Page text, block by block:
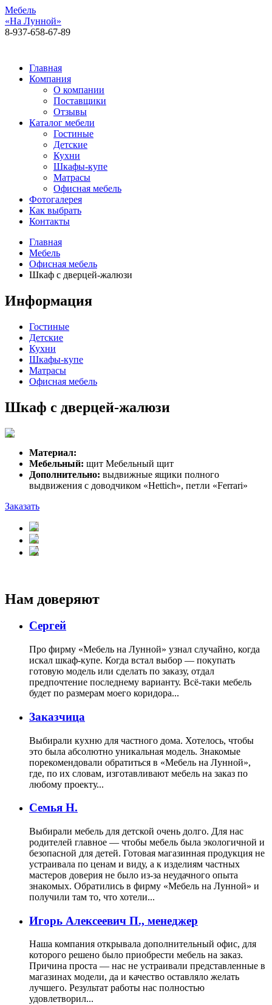
Мебель
«На Лунной»
8-937-658-67-89
Главная
Компания
О компании
Поставщики
Отзывы
Каталог мебели
Гостиные
Детские
Кухни
Шкафы-купе
Матрасы
Офисная мебель
Фотогалерея
Как выбрать
Контакты
Главная
Мебель
Офисная мебель
Шкаф с дверцей-жалюзи
Информация
Гостиные
Детские
Кухни
Шкафы-купе
Матрасы
Офисная мебель
Шкаф с дверцей-жалюзи
Материал:
Мебельный: щит Мебельный щит
Дополнительно: выдвижные ящики полного
выдвижения с доводчиком «Hettich», петли «Ferrari»
Заказать
Нам доверяют
Сергей
Про фирму «Мебель на Лунной» узнал случайно, когда
искал шкаф-купе. Когда встал выбор — покупать
готовую модель или сделать по заказу, отдал
предпочтение последнему варианту. Всё-таки мебель
будет по размерам моего коридора...
Заказчица
Выбирали кухню для частного дома. Хотелось, чтобы
это была абсолютно уникальная модель. Знакомые
порекомендовали обратиться в «Мебель на Лунной»,
где, по их словам, изготавливают мебель на заказ по
любому проекту...
Семья Н.
Выбирали мебель для детской очень долго. Для нас
родителей главное — чтобы мебель была экологичной и
безопасной для детей. Готовая магазинная продукция не
устраивала по ценам и виду, а к изделиям частных
мастеров доверия не было из-за неудачного опыта
знакомых. Обратились в фирму «Мебель на Лунной» и
получили там то, что хотели...
Игорь Алексеевич П., менеджер
Наша компания открывала дополнительный офис, для
которого решено было приобрести мебель на заказ.
Причина проста — нас не устраивали представленные в
магазинах модели, да и качество оставляло желать
лучшего. Результат работы нас полностью
удовлетворил...